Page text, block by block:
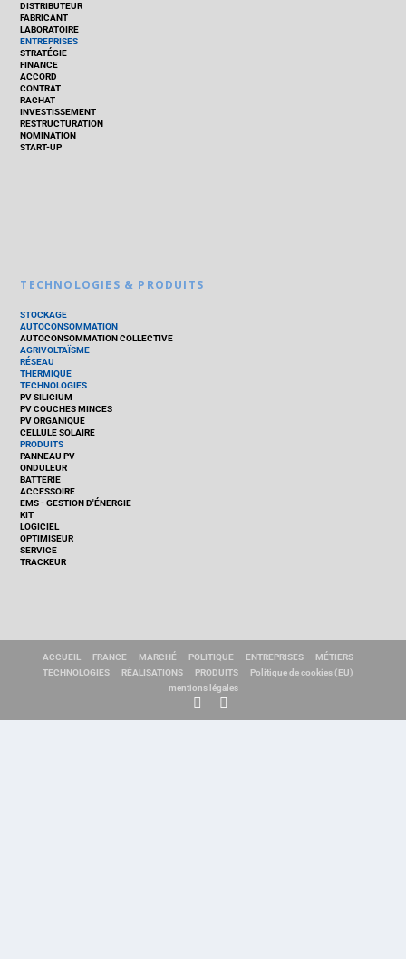
DISTRIBUTEUR
FABRICANT
LABORATOIRE
ENTREPRISES
STRATÉGIE
FINANCE
ACCORD
CONTRAT
RACHAT
INVESTISSEMENT
RESTRUCTURATION
NOMINATION
START-UP
TECHNOLOGIES & PRODUITS
STOCKAGE
AUTOCONSOMMATION
AUTOCONSOMMATION COLLECTIVE
AGRIVOLTAÏSME
RÉSEAU
THERMIQUE
TECHNOLOGIES
PV SILICIUM
PV COUCHES MINCES
PV ORGANIQUE
CELLULE SOLAIRE
PRODUITS
PANNEAU PV
ONDULEUR
BATTERIE
ACCESSOIRE
EMS - GESTION D'ÉNERGIE
KIT
LOGICIEL
OPTIMISEUR
SERVICE
TRACKEUR
ACCUEIL FRANCE MARCHÉ POLITIQUE ENTREPRISES
MÉTIERS
TECHNOLOGIES
RÉALISATIONS PRODUITS
Politique de cookies (EU)
mentions légales